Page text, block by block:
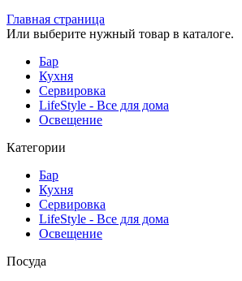
Главная страница
Или выберите нужный товар в каталоге.
Бар
Кухня
Сервировка
LifeStyle - Все для дома
Освещение
Категории
Бар
Кухня
Сервировка
LifeStyle - Все для дома
Освещение
Посуда